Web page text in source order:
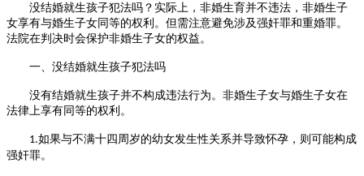
没结婚就生孩子犯法吗？实际上，非婚生育并不违法，非婚生子
女享有与婚生子女同等的权利。但需注意避免涉及强奸罪和重婚罪。
法院在判决时会保护非婚生子女的权益。
一、没结婚就生孩子犯法吗
没有结婚就生孩子并不构成违法行为。非婚生子女与婚生子女在
法律上享有同等的权利。
1.如果与不满十四周岁的幼女发生性关系并导致怀孕，则可能构成
强奸罪。